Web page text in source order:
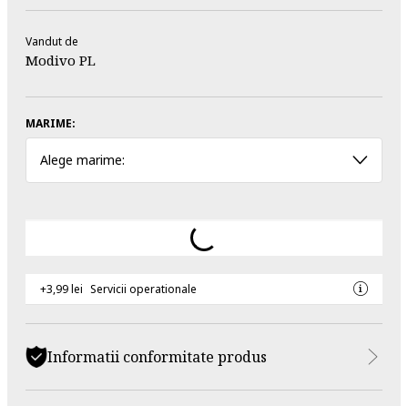
Vandut de
Modivo PL
MARIME:
Alege marime:
+3,99 lei Servicii operationale
Informatii conformitate produs